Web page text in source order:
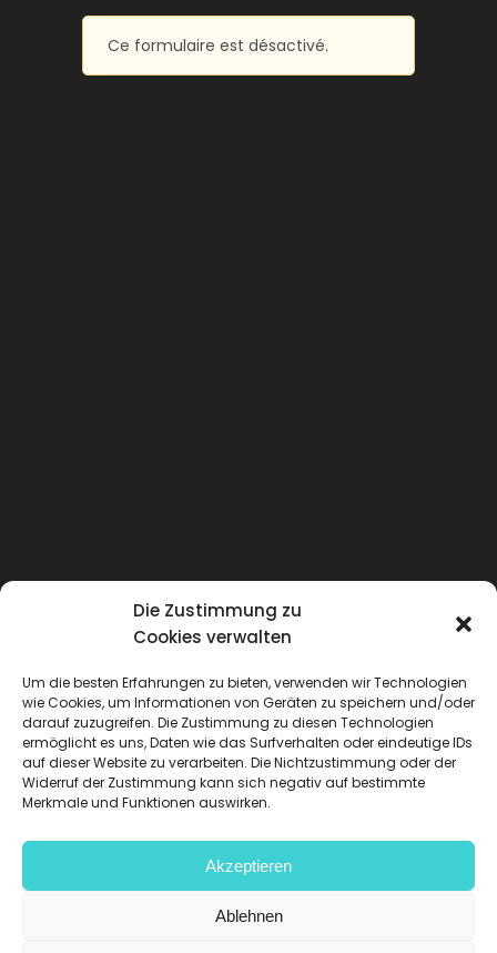
Die Zustimmung zu
Cookies verwalten
Um die besten Erfahrungen zu bieten, verwenden wir Technologien
wie Cookies, um Informationen von Geräten zu speichern und/oder
darauf zuzugreifen. Die Zustimmung zu diesen Technologien
ermöglicht es uns, Daten wie das Surfverhalten oder eindeutige IDs
auf dieser Website zu verarbeiten. Die Nichtzustimmung oder der
Widerruf der Zustimmung kann sich negativ auf bestimmte
Merkmale und Funktionen auswirken.
Akzeptieren
Ablehnen
Ce formulaire est désactivé.
Datenschutzrichtlinien-Rechtliche
Datenschutz-